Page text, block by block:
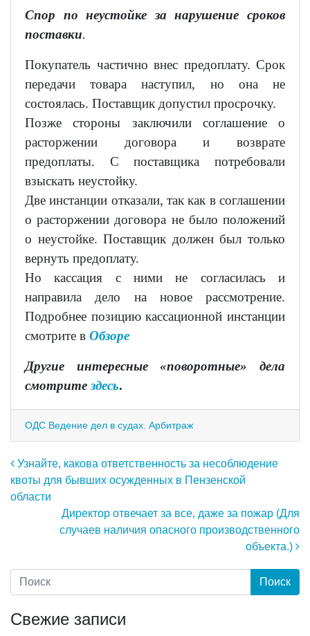
Спор по неустойке за нарушение сроков
поставки.
Покупатель частично внес предоплату. Срок
передачи товара наступил, но она не
состоялась. Поставщик допустил просрочку.
Позже стороны заключили соглашение о
расторжении договора и возврате
предоплаты. С поставщика потребовали
взыскать неустойку.
Две инстанции отказали, так как в соглашении
о расторжении договора не было положений
о неустойке. Поставщик должен был только
вернуть предоплату.
Но кассация с ними не согласилась и
направила дело на новое рассмотрение.
Подробнее позицию кассационной инстанции
смотрите в Обзоре
Другие интересные «поворотные» дела
смотрите здесь.
ОДС Ведение дел в судах. Арбитраж
Навигация по записям
Узнайте, какова ответственность за несоблюдение
квоты для бывших осужденных в Пензенской
области
Директор отвечает за все, даже за пожар (Для
случаев наличия опасного производственного
объекта.)
Свежие записи